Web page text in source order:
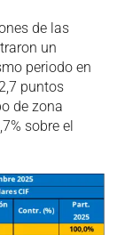
de las
un
periodo en
puntos
de zona
sobre el